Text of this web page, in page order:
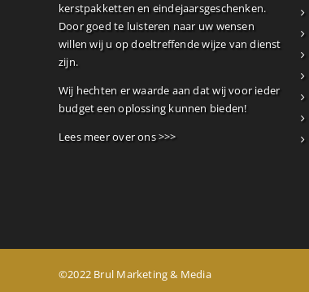
kerstpakketten en eindejaarsgeschenken.
Door goed te luisteren naar uw wensen
willen wij u op doeltreffende wijze van dienst
zijn.
Wij hechten er waarde aan dat wij voor ieder
budget een oplossing kunnen bieden!
Lees meer over ons >>>
©2022 Brul Marketing & Media